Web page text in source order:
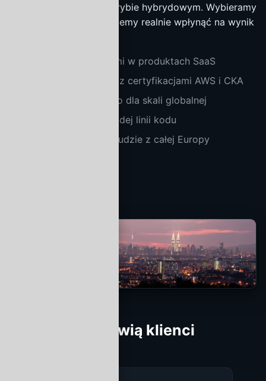
34 osoby pracujące w trybie hybrydowym. Wybieramy
projekty, w których możemy realnie wpłynąć na wynik
Architekci z 10+ latami w produktach SaaS
Inżynierowie DevOps z certyfikacjami AWS i CKA
Designerzy z portfolio dla skali globalnej
QA Automation w każdej linii kodu
Office w Warszawie, ludzie z całej Europy
Co mówią klienci